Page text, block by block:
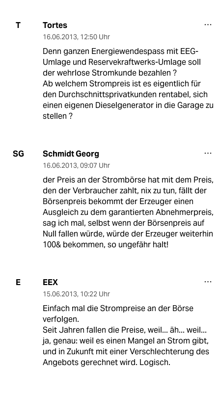
T Tortes
16.06.2013, 12:50 Uhr
Denn ganzen Energiewendespass mit EEG-
Umlage und Reservekraftwerks-Umlage soll
der wehrlose Stromkunde bezahlen ?
Ab welchem Strompreis ist es eigentlich für
den Durchschnittsprivatkunden rentabel, sich
einen eigenen Dieselgenerator in die Garage zu
stellen ?
SG Schmidt Georg
16.06.2013, 09:07 Uhr
der Preis an der Strombörse hat mit dem Preis,
den der Verbraucher zahlt, nix zu tun, fällt der
Börsenpreis bekommt der Erzeuger einen
Ausgleich zu dem garantierten Abnehmerpreis,
sag ich mal, selbst wenn der Börsenpreis auf
Null fallen würde, würde der Erzeuger weiterhin
100& bekommen, so ungefähr halt!
E EEX
15.06.2013, 10:22 Uhr
Einfach mal die Strompreise an der Börse
verfolgen.
Seit Jahren fallen die Preise, weil... äh... weil...
ja, genau: weil es einen Mangel an Strom gibt,
und in Zukunft mit einer Verschlechterung des
Angebots gerechnet wird. Logisch.